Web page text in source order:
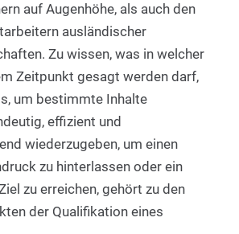
auf Augenhöhe, als auch den
ausländischer
Zu wissen, was in welcher
Zeitpunkt gesagt werden darf,
um bestimmte Inhalte
effizient und
wiederzugeben, um einen
zu hinterlassen oder ein
zu erreichen, gehört zu den
der Qualifikation eines